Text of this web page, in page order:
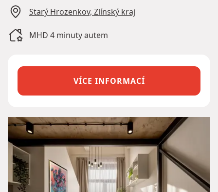
Starý Hrozenkov, Zlínský kraj
MHD 4 minuty autem
VÍCE INFORMACÍ